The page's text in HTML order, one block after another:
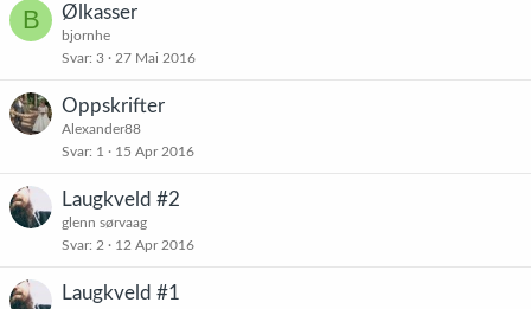
B Ølkasser
bjornhe
Svar 3 27 Mai 2016
Oppskrifter
Alexander88
Svar 1 15 Apr 2016
Laugkveld #2
glenn sørvaag
Svar 2 12 Apr 2016
Laugkveld #1